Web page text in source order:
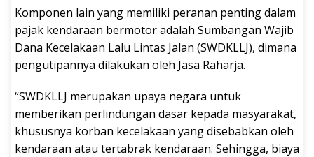
Komponen lain yang memiliki peranan penting dalam
pajak kendaraan bermotor adalah Sumbangan Wajib
Dana Kecelakaan Lalu Lintas Jalan (SWDKLLJ), dimana
pengutipannya dilakukan oleh Jasa Raharja.
“SWDKLLJ merupakan upaya negara untuk
memberikan perlindungan dasar kepada masyarakat,
khususnya korban kecelakaan yang disebabkan oleh
kendaraan atau tertabrak kendaraan. Sehingga, biaya